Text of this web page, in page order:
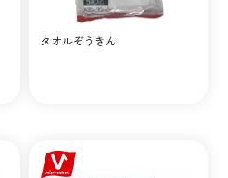
タオルぞうきん